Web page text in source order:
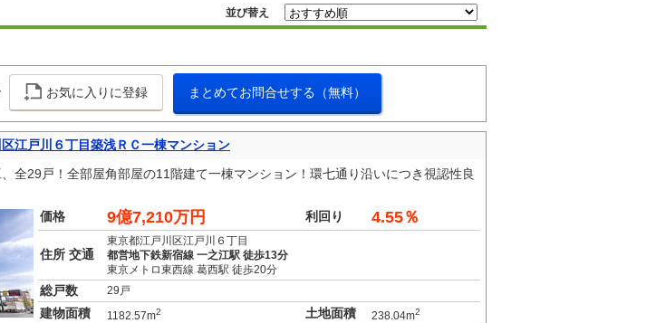
並び替え
お気に入りに登録 まとめてお問合せする（無料）
江戸川６丁目築浅ＲＣ一棟マンション
全29戸！全部屋角部屋の11階建て一棟マンション！環七通り沿いにつき視認性良
価格
9億7,210万円 利回り 4.55％
住所 交通
東京都江戸川区江戸川６丁目
都営地下鉄新宿線 一之江駅 徒歩13分
東京メトロ東西線 葛西駅 徒歩20分
総戸数 29戸
建物面積 1182.57m2 土地面積 238.04m2